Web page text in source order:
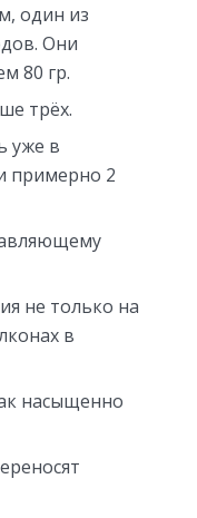
один из
Они
80 гр.
трёх.
уже в
примерно 2
не только на
в
насыщенно